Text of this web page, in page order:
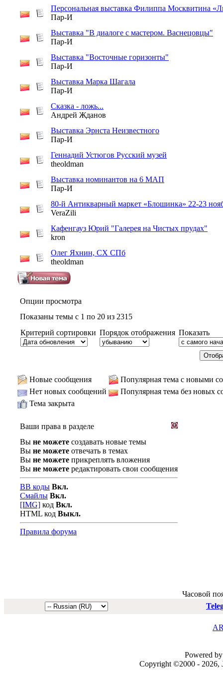
Персональная выставка Филиппа Москвитина
Пар-И
Выставка "В диалоге с мастером. Васнецовцы"
Пар-И
Выставка "Восточные горизонты"
Пар-И
Выставка Марка Шагала
Пар-И
Сказка - ложь...
Андрей Жданов
Выставка Эрнста Неизвестного
Пар-И
Геннадий Устюгов Русский музей
theoldman
Выставка номинантов на 6 МАП
Пар-И
80-й Антикварный маркет «Блошинка» 22-23
VeraZili
Кафенгауз Юрий "Галерея на Чистых прудах"
kron
Олег Яхнин, СХ СПб
theoldman
Опции просмотра
Показаны темы с 1 по 20 из 2315
Критерий сортировки Порядок отображения Показать
Новые сообщения
Популярная тема с новыми
Нет новых сообщений
Популярная тема без новых
Тема закрыта
Ваши права в разделе
Вы не можете создавать новые темы
Вы не можете отвечать в темах
Вы не можете прикреплять вложения
Вы не можете редактировать свои сообщения
BB коды Вкл.
Смайлы Вкл.
[IMG] код Вкл.
HTML код Выкл.
Правила форума
Часовой
Powered
Copyright ©2000 - 2026,